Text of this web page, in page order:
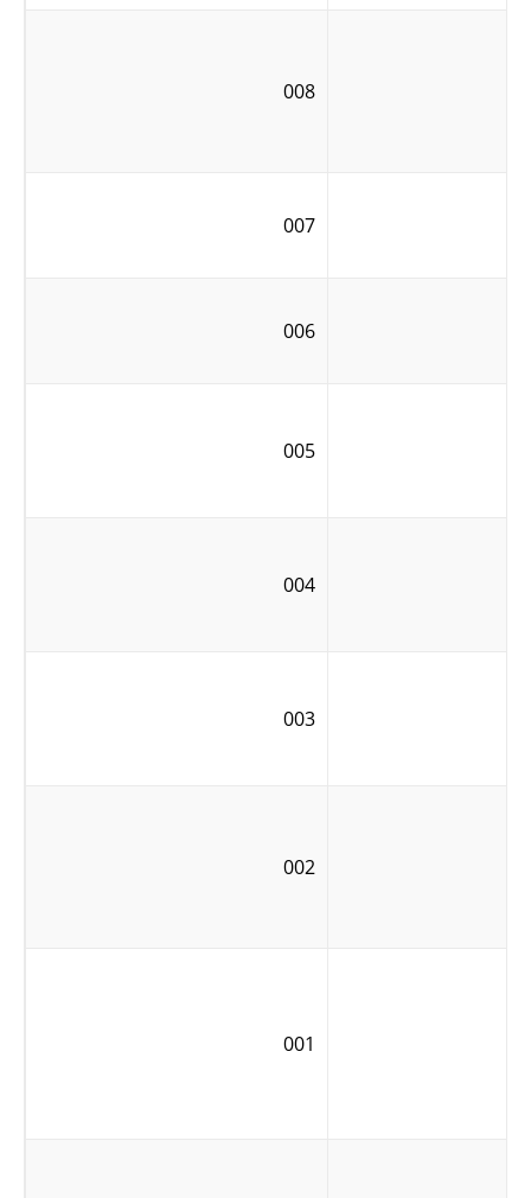
008
007
006
005
004
003
002
001